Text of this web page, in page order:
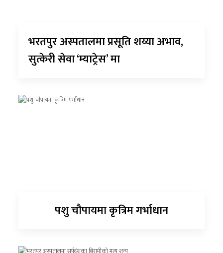
भरतपुर अस्पतालमा प्रसूति शय्या अभाव,
सुत्केरी सेवा ‘म्याट्रेस’ मा
पशु चौपायमा कृत्रिम गर्भाधान